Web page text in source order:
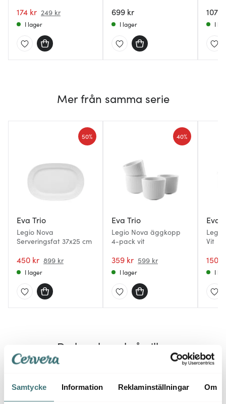
Samtycke Information Reklaminställningar Om
174 kr 249 kr
I lager
699 kr
I lager
1076
I
Mer från samma serie
Eva Trio
Legio Nova
Serveringsfat 37x25 cm
450 kr 899 kr
50%
I lager
Eva Trio
Legio Nova äggkopp
4-pack vit
359 kr 599 kr
40%
I lager
Eva
Vit
150
I
Du kanske också gillar
35%